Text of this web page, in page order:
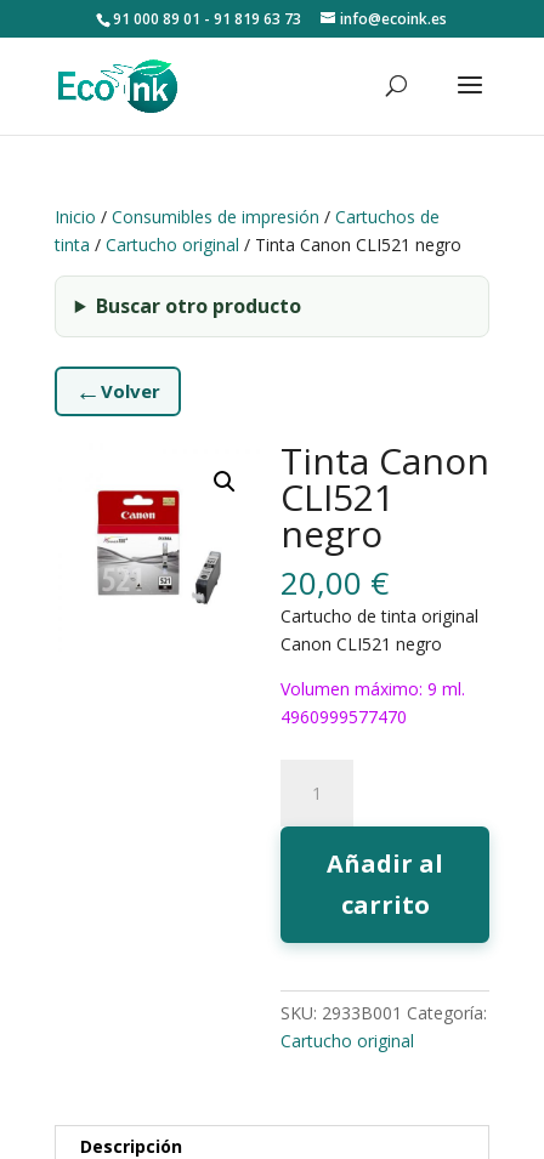
91 000 89 01 - 91 819 63 73 info@ecoink.es
Inicio / Consumibles de impresión / Cartuchos de
tinta / Cartucho original / Tinta Canon CLI521 negro
Buscar otro producto
← Volver
Tinta Canon
CLI521
negro
20,00 €
Cartucho de tinta original
Canon CLI521 negro
Volumen máximo: 9 ml.
4960999577470
Canon
CLI521
Añadir al
carrito
SKU: 2933B001 Categoría:
Cartucho original
Descripción